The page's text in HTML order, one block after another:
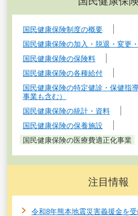
国民健康保険制度の概要
国民健康保険の加入・脱退・変更
国民健康保険の保険料
国民健康保険の各種給付
国民健康保険の特定健診・保健指
事業も含む）
国民健康保険の統計・資料
国民健康保険の保養施設
国民健康保険の医療費適正化事業
注目情報
令和8年熊本地震災害義援金を